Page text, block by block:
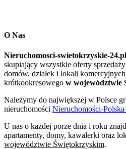
O Nas
Nieruchomosci-swietokrzyskie-24.pl
skupiający wszystkie oferty
domów, działek i lokali
krótkookresowego w województwie
Należymy do największej w Polsce
nieruchomości Nieruchomości-
U nas o każdej porze dnia i roku
apartamenty, domy, kawalerki oraz
województwie Świętokrzyskim.